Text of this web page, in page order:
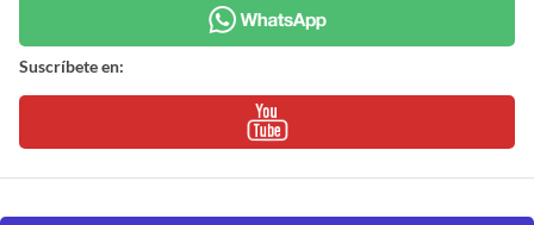
Suscríbete en: